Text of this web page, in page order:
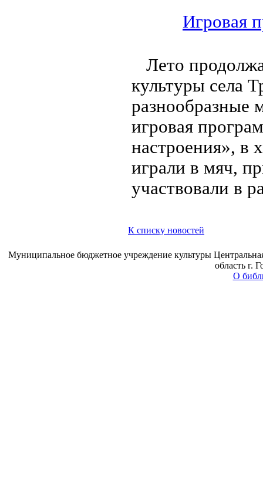
Игровая
Лето
культуры села
разнообразные
игровая
настроения», в
играли в мяч,
участвовали в
К списку новостей
Муниципальное бюджетное учреждение культуры
область г.
О